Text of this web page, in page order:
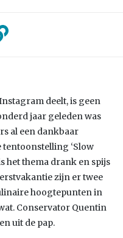
deelt, is geen
jaar geleden was
al een dankbaar
tentoonstelling ‘Slow
het thema drank en spijs
zijn er twee
hoogtepunten in
Conservator Quentin
uit de pap.